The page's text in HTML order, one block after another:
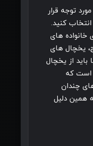
توجه قرار
کنید.
خانواده های
یخچال های
که خانواده های بیشتر از 5 نفر، حتما باید از یخچال
است که
چندان
همین دلیل